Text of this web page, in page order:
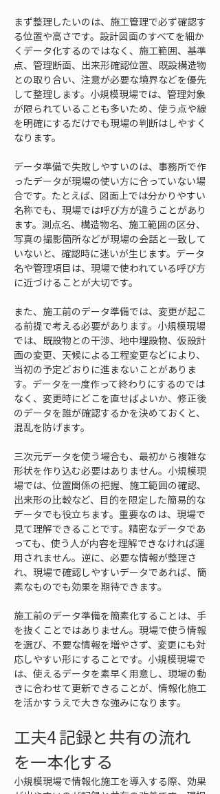
まず整理したいのは、施工管理で必ず確認す
る位置や高さです。設計図面のすべてを細か
くデータ化するのではなく、施工範囲、基準
点、管理断面、出来形確認位置、既設構造物
との取り合い、注意が必要な境界などを優先
して整理します。小規模現場では、管理対象
が限られていることも多いため、使う点や線
を明確にするだけでも現場の判断はしやすく
なります。
データ準備で失敗しやすいのは、事務所で作
ったデータが現場の使い方に合っていない場
合です。たとえば、図面上では分かりやすい
名称でも、現場では呼び方が違うことがあり
ます。測点名、構造物名、施工範囲の区分、
写真の撮影箇所などが現場の会話と一致して
いないと、確認時に迷いが生じます。データ
名や管理項目は、現場で使われている呼び方
に近づけることが大切です。
また、施工前のデータ準備では、変更が起こ
る前提で考える必要があります。小規模現場
では、既設物との干渉、地中埋設物、仮設計
画の変更、天候による工程変更などにより、
当初の予定どおりに進まないことがありま
す。データを一度作って終わりにするのでは
なく、変更時にどこを直せばよいか、修正後
のデータを誰が確認するかを決めておくと、
混乱を防げます。
三次元データを使う場合も、最初から複雑な
形状を作り込む必要はありません。小規模現
場では、位置関係の把握、施工範囲の確認、
出来形の比較など、目的を限定した簡易的な
データでも役立ちます。重要なのは、現場で
見て理解できることです。精密なデータであ
っても、使う人が内容を理解できなければ運
用されません。逆に、必要な情報が整理さ
れ、現場で確認しやすいデータであれば、簡
素なものでも効果を期待できます。
施工前のデータ準備を簡素化することは、手
を抜くことではありません。現場で使う情報
を選び、不要な情報を増やさず、変更にも対
応しやすい形にすることです。小規模現場で
は、使えるデータを素早く用意し、現場の動
きに合わせて更新できることが、情報化施工
を活かすうえで大きな強みになります。
工夫4 記録と共有の流れ
を一本化する
小規模現場で情報化施工を導入する際、効果